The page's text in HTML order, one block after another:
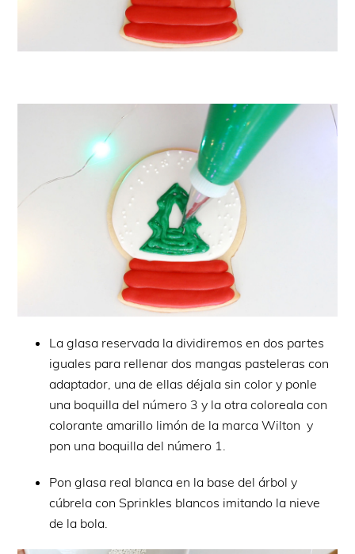
La glasa reservada la dividiremos en dos partes
iguales para rellenar dos mangas pasteleras con
adaptador, una de ellas déjala sin color y ponle
una boquilla del número 3 y la otra coloreala con
colorante amarillo limón de la marca Wilton y
pon una boquilla del número 1.
Pon glasa real blanca en la base del árbol y
cúbrela con Sprinkles blancos imitando la nieve
de la bola.